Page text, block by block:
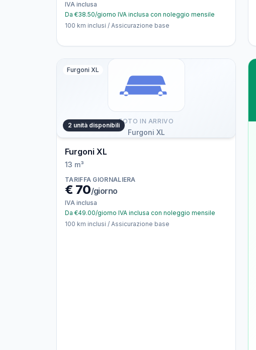
IVA inclusa
Da €38.50/giorno IVA inclusa con noleggio mensile
100 km inclusi / Assicurazione base
FOTO IN ARRIVO
Furgoni XL
Furgoni XL
2 unità disponibili
Furgoni XL
13 m³
TARIFFA GIORNALIERA
€ 70/giorno
IVA inclusa
Da €49.00/giorno IVA inclusa con noleggio mensile
100 km inclusi / Assicurazione base